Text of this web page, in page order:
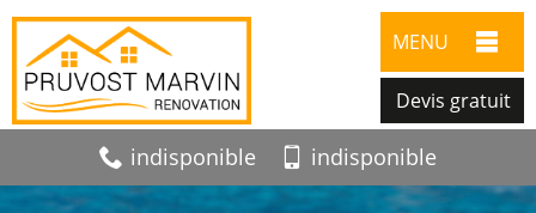
MENU
Devis gratuit
indisponible indisponible